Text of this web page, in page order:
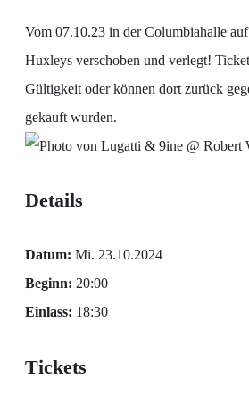
Vom 07.10.23 in der Columbiahalle
Huxleys verschoben und verlegt!
Gültigkeit oder können dort zurück
gekauft wurden.
@ Robert
Details
Datum: Mi. 23.10.2024
Beginn: 20:00
Einlass: 18:30
Tickets